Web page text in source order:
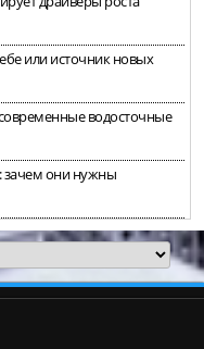
или источник новых
водосточные
зачем они нужны